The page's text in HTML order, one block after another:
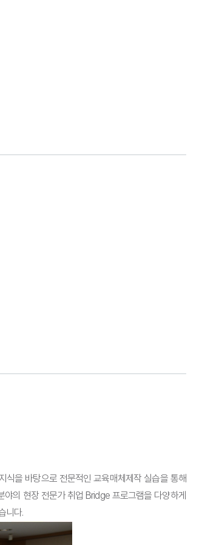
식을 바탕으로 전문적인 교육매체제작 실습을 통해
의 현장 전문가 취업 Bridge 프로그램을 다양하게
니다.